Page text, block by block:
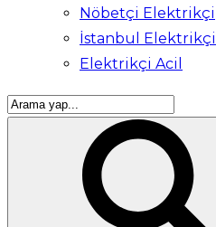
Nöbetçi Elektrikçi
İstanbul Elektrikçi
Elektrikçi Acil